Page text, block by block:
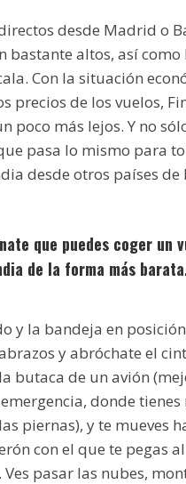
desde Madrid o
bastante altos, así como
Con la situación
precios de los vuelos,
poco más lejos. Y no
pasa lo mismo para
desde otros países de
que puedes coger un
de la forma más
y la bandeja en
y abróchate el
butaca de un avión
donde tienes
piernas), y te mueves
con el que te pegas
pasar las nubes,